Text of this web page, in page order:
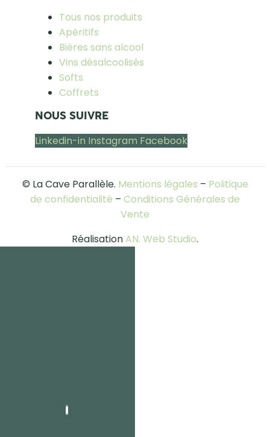
Tous nos produits
Apéritifs
Bières sans alcool
Vins désalcoolisés
Softs
Coffrets
NOUS SUIVRE
Linkedin-in Instagram Facebook
© La Cave Parallèle. Mentions légales – Politique
de confidentialité – Conditions Générales de
Vente
RéalisationAN. Web Studio.